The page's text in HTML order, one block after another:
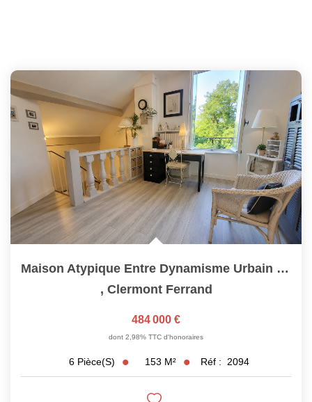
Maison Atypique Entre Dynamisme Urbain Et Calme Absolu Coté...
, Clermont Ferrand
484 000 €
dont 2,98% TTC d'honoraires
6 Pièce(s) 153 M² Réf : 2094